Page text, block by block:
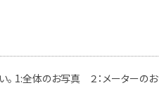
1:全体のお写真 ２：メーターのお